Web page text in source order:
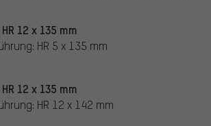
HR 12 x 135 mm
HR 5 x 135 mm
HR 12 x 135 mm
HR 12 x 142 mm